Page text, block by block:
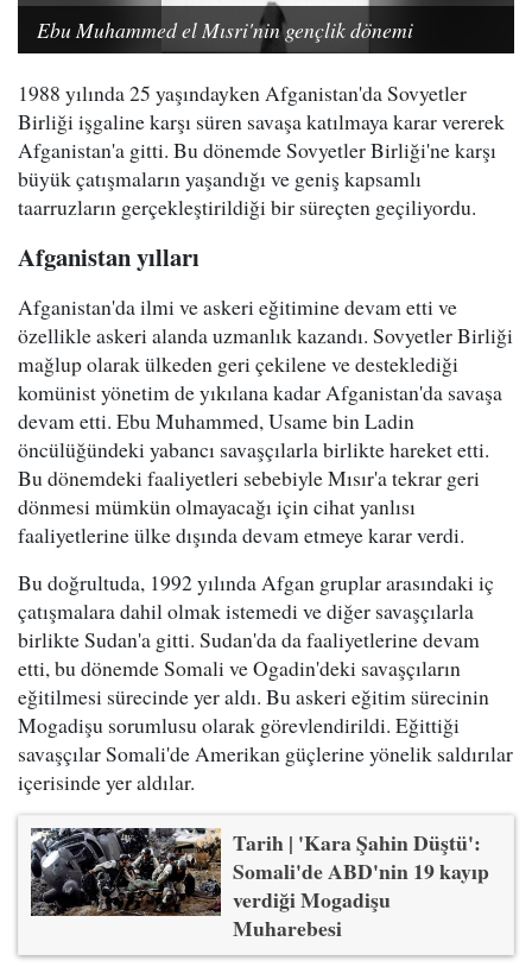
Ebu Muhammed el Mısri'nin gençlik dönemi
1988 yılında 25 yaşındayken Afganistan'da Sovyetler
Birliği işgaline karşı süren savaşa katılmaya karar vererek
Afganistan'a gitti. Bu dönemde Sovyetler Birliği'ne karşı
büyük çatışmaların yaşandığı ve geniş kapsamlı
taarruzların gerçekleştirildiği bir süreçten geçiliyordu.
Afganistan yılları
Afganistan'da ilmi ve askeri eğitimine devam etti ve
özellikle askeri alanda uzmanlık kazandı. Sovyetler Birliği
mağlup olarak ülkeden geri çekilene ve desteklediği
komünist yönetim de yıkılana kadar Afganistan'da savaşa
devam etti. Ebu Muhammed, Usame bin Ladin
öncülüğündeki yabancı savaşçılarla birlikte hareket etti.
Bu dönemdeki faaliyetleri sebebiyle Mısır'a tekrar geri
dönmesi mümkün olmayacağı için cihat yanlısı
faaliyetlerine ülke dışında devam etmeye karar verdi.
Bu doğrultuda, 1992 yılında Afgan gruplar arasındaki iç
çatışmalara dahil olmak istemedi ve diğer savaşçılarla
birlikte Sudan'a gitti. Sudan'da da faaliyetlerine devam
etti, bu dönemde Somali ve Ogadin'deki savaşçıların
eğitilmesi sürecinde yer aldı. Bu askeri eğitim sürecinin
Mogadişu sorumlusu olarak görevlendirildi. Eğittiği
savaşçılar Somali'de Amerikan güçlerine yönelik saldırılar
içerisinde yer aldılar.
Tarih | 'Kara Şahin Düştü':
Somali'de ABD'nin 19 kayıp
verdiği Mogadişu
Muharebesi